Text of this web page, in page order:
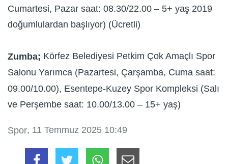
Cumartesi, Pazar saat: 08.30/22.00 – 5+ yaş 2019
doğumlulardan başlıyor) (Ücretli)
Zumba; Körfez Belediyesi Petkim Çok Amaçlı Spor
Salonu Yarımca (Pazartesi, Çarşamba, Cuma saat:
09.00/10.00), Esentepe-Kuzey Spor Kompleksi (Salı
ve Perşembe saat: 10.00/13.00 – 15+ yaş)
Spor, 11 Temmuz 2025 10:49